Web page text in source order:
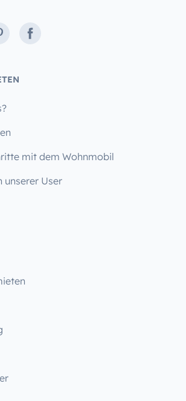
Facebook
mit dem Wohnmobil
unserer User